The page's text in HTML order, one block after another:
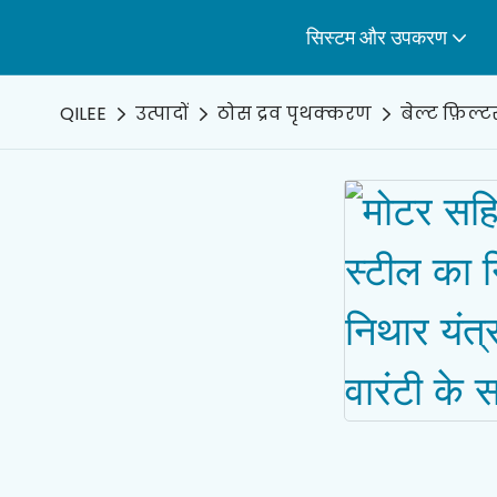
सिस्टम और उपकरण
QILEE उत्पादों ठोस द्रव पृथक्करण बेल्ट